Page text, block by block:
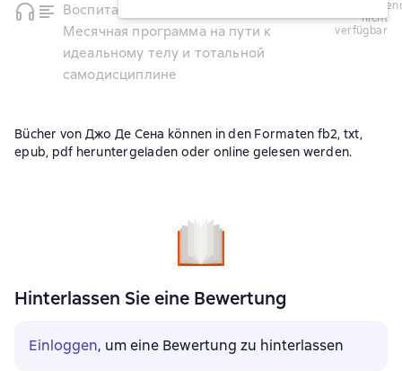
Воспитай в себе мужество!
Месячная программа на пути к
идеальному телу и тотальной
самодисциплине
nicht
verfügbar
Bücher von Джо Де Сена können in den Formaten fb2, txt,
epub, pdf heruntergeladen oder online gelesen werden.
Hinterlassen Sie eine Bewertung
Einloggen, um eine Bewertung zu hinterlassen